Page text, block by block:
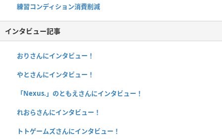
練習コンディション消費削減
インタビュー記事
おりさんにインタビュー！
やとさんにインタビュー！
「Nexus.」のともえさんにインタビュー！
れおらさんにインタビュー！
トトゲームズさんにインタビュー！